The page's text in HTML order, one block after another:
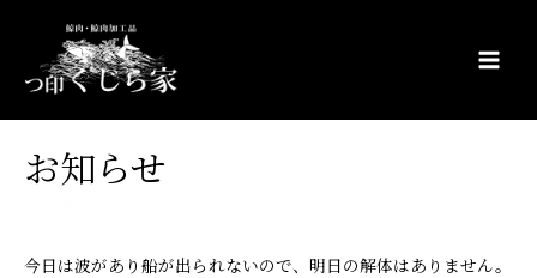
Main
お知らせ
今日は波があり船が出られないので、明日の解体はありません。